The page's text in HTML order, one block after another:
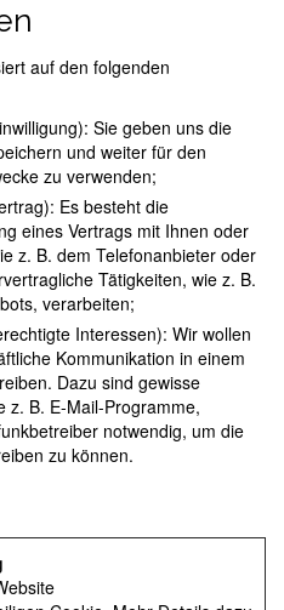
auf den folgenden
Sie geben uns die
und weiter für den
zu verwenden;
Es besteht die
eines Vertrags mit Ihnen oder
z. B. dem Telefonanbieter oder
Tätigkeiten, wie z. B.
verarbeiten;
Interessen): Wir wollen
Kommunikation in einem
Dazu sind gewisse
z. B. E-Mail-Programme,
notwendig, um die
zu können.